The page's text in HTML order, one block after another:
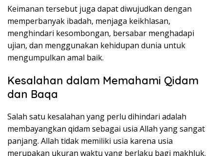
Keimanan tersebut juga dapat diwujudkan dengan
memperbanyak ibadah, menjaga keikhlasan,
menghindari kesombongan, bersabar menghadapi
ujian, dan menggunakan kehidupan dunia untuk
mengumpulkan amal baik.
Kesalahan dalam Memahami Qidam
dan Baqa
Salah satu kesalahan yang perlu dihindari adalah
membayangkan qidam sebagai usia Allah yang sangat
panjang. Allah tidak memiliki usia karena usia
merupakan ukuran waktu yang berlaku bagi makhluk.